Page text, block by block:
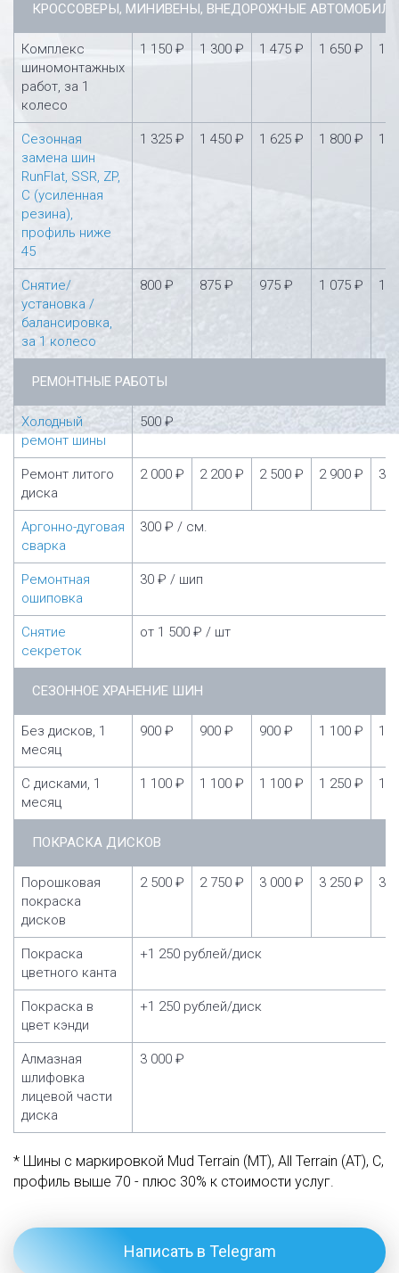
КРОССОВЕРЫ, МИНИВЕНЫ, ВНЕДОРОЖНЫЕ АВТОМОБИЛИ
Комплекс
шиномонтажных
работ, за 1
колесо
1 150 ₽ 1 300 ₽ 1 475 ₽ 1 650 ₽ 1
Сезонная
замена шин
RunFlat, SSR, ZP,
С (усиленная
резина),
профиль ниже
45
1 325 ₽ 1 450 ₽ 1 625 ₽ 1 800 ₽ 1
Снятие/
установка /
балансировка,
за 1 колесо
800 ₽ 875 ₽ 975 ₽ 1 075 ₽ 1
РЕМОНТНЫЕ РАБОТЫ
Холодный
ремонт шины
500 ₽
Ремонт литого
диска
2 000 ₽ 2 200 ₽ 2 500 ₽ 2 900 ₽ 3
Аргонно-дуговая
сварка
300 ₽ / см.
Ремонтная
ошиповка
30 ₽ / шип
Снятие
секреток
от 1 500 ₽ / шт
СЕЗОННОЕ ХРАНЕНИЕ ШИН
Без дисков, 1
месяц
900 ₽ 900 ₽ 900 ₽ 1 100 ₽ 1
С дисками, 1
месяц
1 100 ₽ 1 100 ₽ 1 100 ₽ 1 250 ₽ 1
ПОКРАСКА ДИСКОВ
Порошковая
покраска
дисков
2 500 ₽ 2 750 ₽ 3 000 ₽ 3 250 ₽ 3
Покраска
цветного канта
+1 250 рублей/диск
Покраска в
цвет кэнди
+1 250 рублей/диск
Алмазная
шлифовка
лицевой части
диска
3 000 ₽
* Шины с маркировкой Mud Terrain (MT), All Terrain (AT), C,
профиль выше 70 - плюс 30% к стоимости услуг.
Написать в Telegram